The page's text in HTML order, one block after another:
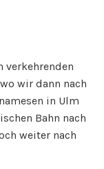
wir dann nach
in Ulm
Bahn nach
weiter nach